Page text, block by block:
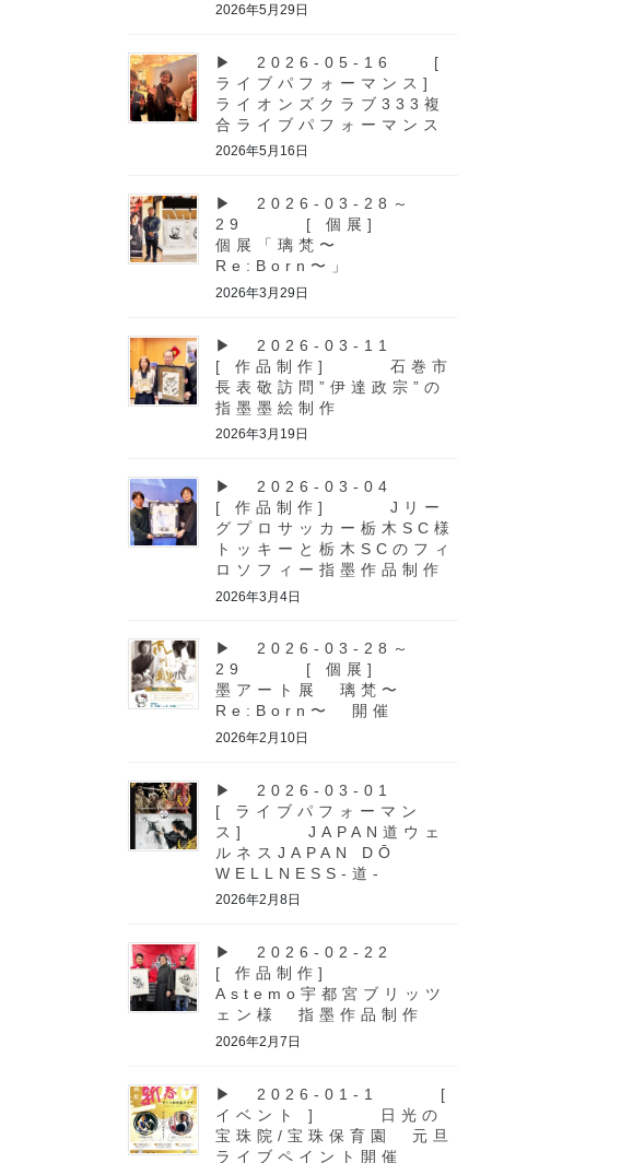
2026年5月29日
▶ 2026-05-16 [
ライブパフォーマンス]
ライオンズクラブ333複
合ライブパフォーマンス
2026年5月16日
▶ 2026-03-28～
29 [ 個展]
個展「璃梵〜
Re:Born〜」
2026年3月29日
▶ 2026-03-11
[ 作品制作] 石巻市
長表敬訪問”伊達政宗”の
指墨墨絵制作
2026年3月19日
▶ 2026-03-04
[ 作品制作] Jリー
グプロサッカー栃木SC様
トッキーと栃木SCのフィ
ロソフィー指墨作品制作
2026年3月4日
▶ 2026-03-28～
29 [ 個展]
墨アート展 璃梵〜
Re:Born〜 開催
2026年2月10日
▶ 2026-03-01
[ ライブパフォーマン
ス] JAPAN道ウェ
ルネスJAPAN DŌ
WELLNESS-道-
2026年2月8日
▶ 2026-02-22
[ 作品制作]
Astemo宇都宮ブリッツ
ェン様 指墨作品制作
2026年2月7日
▶ 2026-01-1 [
イベント ] 日光の
宝珠院/宝珠保育園 元旦
ライブペイント開催